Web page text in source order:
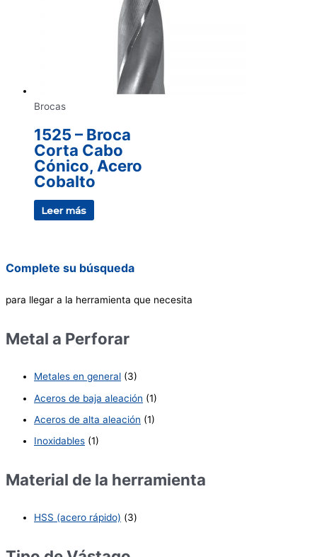
Brocas
1525 – Broca
Corta Cabo
Cónico, Acero
Cobalto
Leer más
Complete su búsqueda
para llegar a la herramienta que necesita
Metal a Perforar
Metales en general (3)
Aceros de baja aleación (1)
Aceros de alta aleación (1)
Inoxidables (1)
Material de la herramienta
HSS (acero rápido) (3)